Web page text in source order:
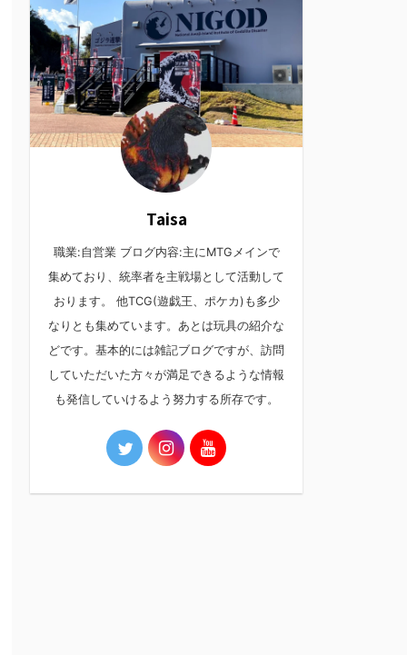
Taisa
職業:自営業 ブログ内容:主にMTGメインで
集めており、統率者を主戦場として活動して
おります。 他TCG(遊戯王、ポケカ)も多少
なりとも集めています。あとは玩具の紹介な
どです。基本的には雑記ブログですが、訪問
していただいた方々が満足できるような情報
も発信していけるよう努力する所存です。